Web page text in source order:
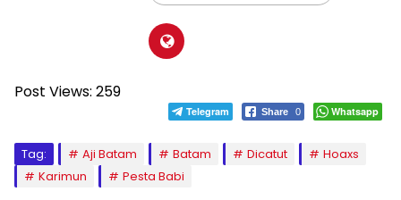
Post Views: 259
Telegram Share 0 Whatsapp
Tag: Aji Batam Batam Dicatut
Hoaxs
Karimun
Pesta Babi